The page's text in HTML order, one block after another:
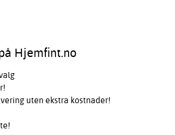
Hjemfint.no
uten ekstra kostnader!